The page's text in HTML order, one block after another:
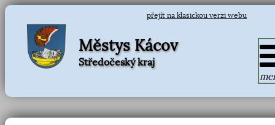
přejít na klasickou verzi webu
Městys Kácov
Středočeský kraj